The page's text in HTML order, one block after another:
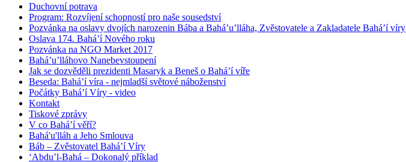
Duchovní potrava
Program: Rozvíjení schopností pro naše sousedství
Pozvánka na oslavy dvojích narozenin Bába a Bahá’u’lláha, Zvěstovatele a Zakladatele Bahá’í víry
Oslava 174. Bahá’í Nového roku
Pozvánka na NGO Market 2017
Bahá’u’lláhovo Nanebevstoupení
Jak se dozvěděli prezidenti Masaryk a Beneš o Bahá’í víře
Beseda: Bahá’í víra - nejmladší světové náboženství
Počátky Bahá’í Víry - video
Kontakt
Tiskové zprávy
V co Bahá’í věří?
Bahá'u'lláh a Jeho Smlouva
Báb – Zvěstovatel Bahá’í Víry
‘Abdu’l-Bahá – Dokonalý příklad